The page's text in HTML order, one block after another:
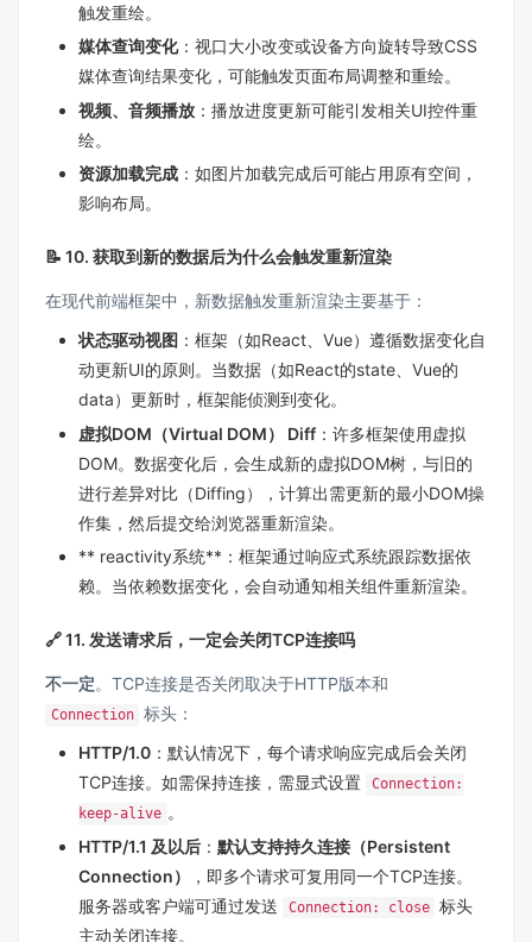
触发重绘。
媒体查询变化：视口大小改变或设备方向旋转导致CSS
媒体查询结果变化，可能触发页面布局调整和重绘。
视频、音频播放 ：播放进度更新可能引发相关UI控件重
绘。
资源加载完成 ：如图片加载完成后可能占用原有空间，
影响布局。
📝 10. 获取到新的数据后为什么会触发重新渲染
在现代前端框架中，新数据触发重新渲染主要基于：
状态驱动视图 ：框架（如React、Vue）遵循数据变化自
动更新UI的原则。当数据（如React的state、Vue的
data）更新时，框架能侦测到变化。
虚拟DOM（Virtual DOM） Diff ：许多框架使用虚拟
DOM。数据变化后，会生成新的虚拟DOM树，与旧的
进行差异对比（Diffing），计算出需更新的最小DOM操
作集，然后提交给浏览器重新渲染。
** reactivity系统**：框架通过响应式系统跟踪数据依
赖。当依赖数据变化，会自动通知相关组件重新渲染。
🔗 11. 发送请求后，一定会关闭TCP连接吗
不一定。TCP连接是否关闭取决于HTTP版本和
Connection 标头：
HTTP/1.0 ：默认情况下，每个请求响应完成后会关闭
TCP连接。如需保持连接，需显式设置
Connection:
keep-alive 。
HTTP/1.1 及以后 ： 默认支持持久连接（Persistent
Connection）
，即多个请求可复用同一个TCP连接。
服务器或客户端可通过发送
Connection: close 标头
主动关闭连接。